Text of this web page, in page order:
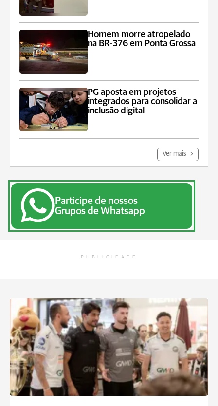
Homem morre atropelado
na BR-376 em Ponta Grossa
PG aposta em projetos
integrados para consolidar a
inclusão digital
Ver mais
Participe de nossos
Grupos de Whatsapp
PUBLICIDADE